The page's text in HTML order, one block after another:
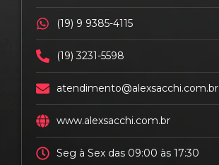
(19) 9 9385-4115
(19) 3231-5598
atendimento@alexsacchi.com.br
www.alexsacchi.com.br
Seg à Sex das 09:00 às 17:30